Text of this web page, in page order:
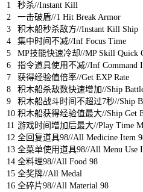
1
2
3
4
5
6
7
8
9
10
11
12
13
14
15
16
秒杀//Instant Kill
一击破盾//1 Hit Break Armor
积木船秒杀敌方//Instant Kill Ship
集中时间不减//Inf Focus Time
MP技能快速冷却//MP Skill Quick
指令道具使用不减//Inf Command
获得经验值倍率//Get EXP Rate
积木船杀敌数快速增加//Ship
积木船战斗时间不超过7秒//Ship
积木船获得经验值最大//Ship Get
游戏时间增加后最大//Play Time
全回复道具98//All Medicine Item
全菜单使用道具98//All Menu Use
全料理98//All Food 98
全奖牌//All Medal
全碎片98//All Material 98